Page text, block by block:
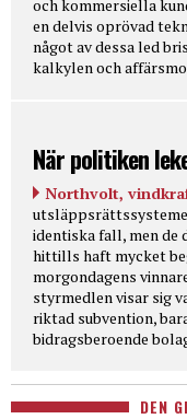
och kommersiella
en delvis oprövad
något av dessa led
kalkylen och
När politiken
Northvolt,
identiska fall, men de
hittills haft mycket
morgondagens
styrmedlen visar sig
riktad subvention,
bidragsberoende
DEN